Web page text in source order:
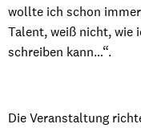
wollte ich schon
Talent, weiß nicht, wie
schreiben kann…“.
Die Veranstaltung